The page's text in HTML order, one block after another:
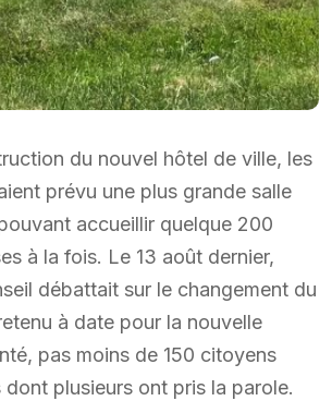
du nouvel hôtel de ville, les
prévu une plus grande salle
accueillir quelque 200
à la fois. Le 13 août dernier,
débattait sur le changement du
à date pour la nouvelle
pas moins de 150 citoyens
plusieurs ont pris la parole.